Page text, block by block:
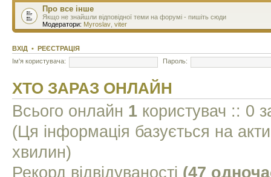
Про все інше
Якщо не знайшли відповідної теми на форумі - пишіть сюди
Модератори: Myroslav viter
ВХІД • РЕЄСТРАЦІЯ
Ім'я користувача:
Пароль:
ХТО ЗАРАЗ ОНЛАЙН
Всього онлайн 1 користувач :: 0
(Ця інформація базується на
хвилин)
Рекорд відвідуваності (47